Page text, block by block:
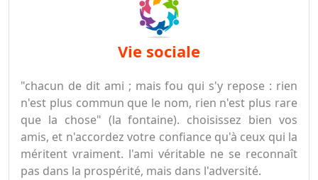
vie sociale
"chacun de dit ami ; mais fou qui s'y repose : rien
n'est plus commun que le nom, rien n'est plus rare
que la chose" (la fontaine). choisissez bien vos
amis, et n'accordez votre confiance qu'à ceux qui la
méritent vraiment. l'ami véritable ne se reconnaît
pas dans la prospérité, mais dans l'adversité.